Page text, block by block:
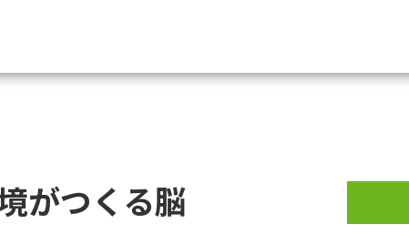
大学・短大の資料種類から請求
大学パンフ
学部・学科パンフ
がつくる脳